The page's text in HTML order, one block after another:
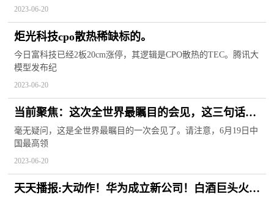
2023-06-20
炬光科技cpo散热稀缺标的。
今日富科技已经2板20cm涨停，其逻辑是CPO散热的TEC。腾讯大
模型发布纪
2023-06-20
当前聚焦：这次全世界最瞩目的会见，这三句话的
信息量尤其大
毫无疑问，这是全世界最瞩目的一次会见了。请注意，6月19日中
国最高领
2023-06-20
天天播报:大动作！华为成立新公司！白酒巨头火速